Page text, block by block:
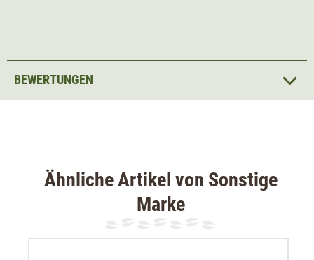
BEWERTUNGEN
Ähnliche Artikel von Sonstige
Marke